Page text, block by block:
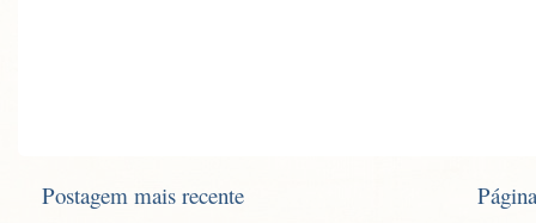
Postagem mais recente